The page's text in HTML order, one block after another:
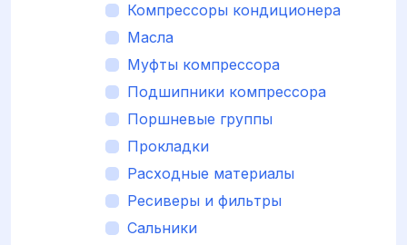
Компрессоры кондиционера
Масла
Муфты компрессора
Подшипники компрессора
Поршневые группы
Прокладки
Расходные материалы
Ресиверы и фильтры
Сальники